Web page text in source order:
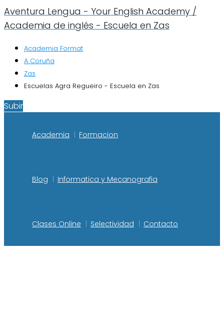
Aventura Lengua - Your English Academy /
Academia de inglés - Escuela en Zas
Academia Format
A Coruña
Zas
Escuelas Agra Regueiro - Escuela en Zas
Subir
Academia Formacion
Blog Informatica y Mecanografia
Clases Online Selectividad Contacto